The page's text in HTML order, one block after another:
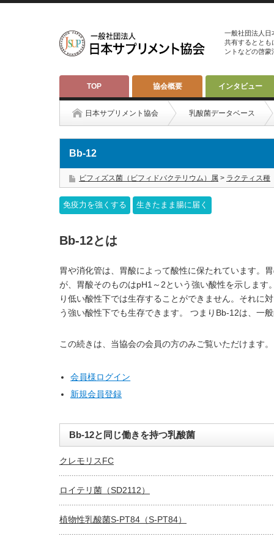
一般社団法人日
共有するととも
ントなどの啓蒙
TOP 協会概要 インタビュー
日本サプリメント協会 乳酸菌データベース
Bb-12
ビフィズス菌（ビフィドバクテリウム）属 > ラクティス種
免疫力を強くする 生きたまま腸に届く
Bb-12とは
胃や消化管は、胃酸によって酸性に保たれています。
が、胃酸そのものはpH1～2という強い酸性を示します
り低い酸性下では生存することができません。それに
う強い酸性下でも生存できます。 つまりBb-12は、一
この続きは、当協会の会員の方のみご覧いただけます。
会員様ログイン
新規会員登録
Bb-12と同じ働きを持つ乳酸菌
クレモリスFC
ロイテリ菌（SD2112）
植物性乳酸菌S-PT84（S-PT84）